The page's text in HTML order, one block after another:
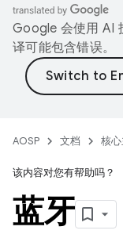
Google 会使用 AI
译可能包含错误。
AOSP 文档 核
该内容对您有帮助吗？
蓝牙